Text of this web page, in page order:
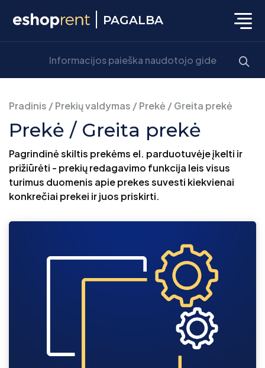
PAGALBA
Pradinis /Prekių valdymas /Prekė / Greita prekė
Prekė / Greita prekė
Pagrindinė skiltis prekėms el. parduotuvėje įkelti ir
prižiūrėti - prekių redagavimo funkcija leis visus
turimus duomenis apie prekes suvesti kiekvienai
konkrečiai prekei ir juos priskirti.